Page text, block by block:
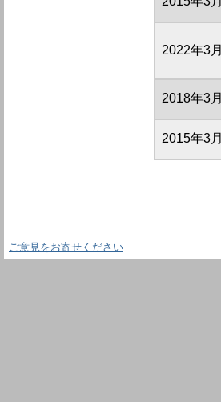
2022年3月
2018年3月
2015年3月
ご意見をお寄せください